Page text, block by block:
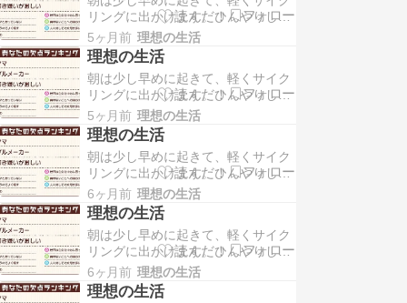
す。静かな朝の時間に体を動かしつ
つ、好きな飲み物と一緒に気持ちよ
く一日を始められる瞬間です。 帰宅
後は、そのまま家でゆっく…
リングに出かけます。ひんやりした
空気の中を走りながら、コンビニへ
立ち寄ってコーヒーとパンを買い、
そのまま外でさっと朝食をとりま
す。静かな朝の時間に体を動かしつ
つ、好きな飲み物と一緒に気持ちよ
く一日を始められる瞬間です。 帰宅
後は、そのまま家でゆっく…
5ヶ月前 理想の生活
理想の生活
朝は少し早めに起きて、軽くサイク
リングに出かけます。ひんやりした
空気の中を走りながら、コンビニへ
立ち寄ってコーヒーとパンを買い、
そのまま外でさっと朝食をとりま
す。静かな朝の時間に体を動かしつ
つ、好きな飲み物と一緒に気持ちよ
く一日を始められる瞬間です。 帰宅
後は、そのまま家でゆっく…
5ヶ月前 理想の生活
理想の生活
朝は少し早めに起きて、軽くサイク
リングに出かけます。ひんやりした
空気の中を走りながら、コンビニへ
立ち寄ってコーヒーとパンを買い、
そのまま外でさっと朝食をとりま
す。静かな朝の時間に体を動かしつ
つ、好きな飲み物と一緒に気持ちよ
く一日を始められる瞬間です。 帰宅
後は、そのまま家でゆっく…
6ヶ月前 理想の生活
理想の生活
朝は少し早めに起きて、軽くサイク
リングに出かけます。ひんやりした
空気の中を走りながら、コンビニへ
立ち寄ってコーヒーとパンを買い、
6ヶ月前 理想の生活
理想の生活